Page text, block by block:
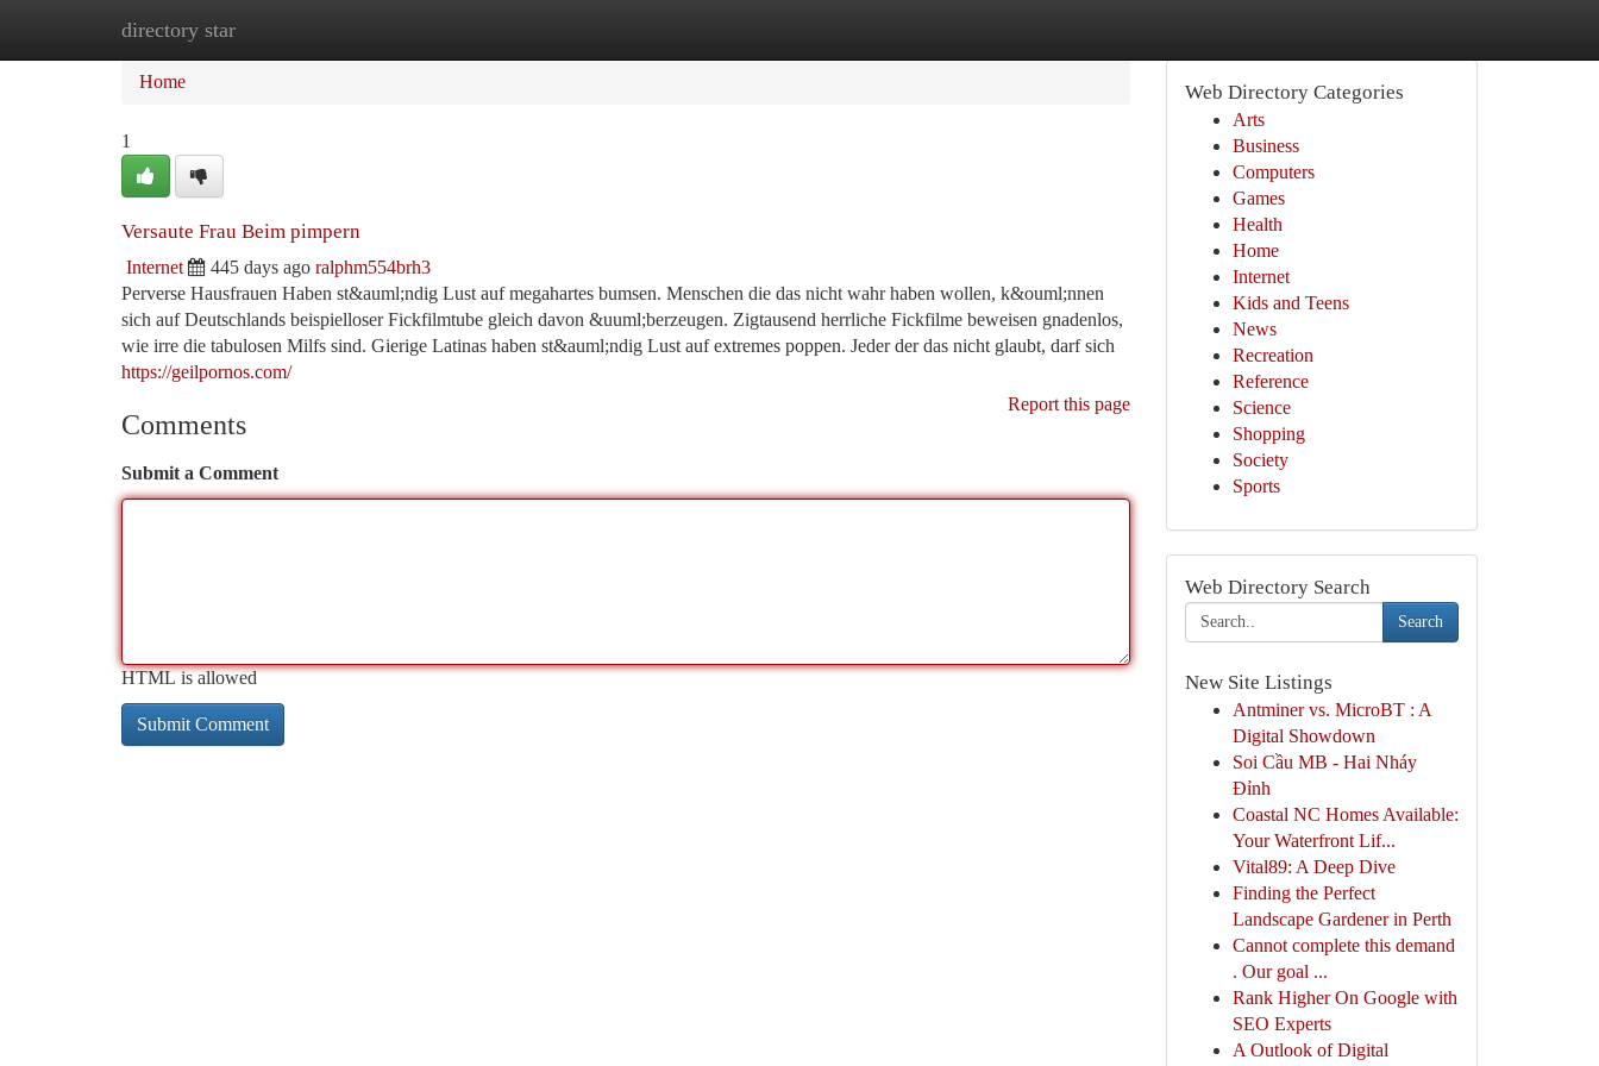
directory star
Home
Home
1
Versaute Frau Beim pimpern
Internet 445 days ago ralphm554brh3
Perverse Hausfrauen Haben st&auml;ndig Lust auf megahartes bumsen. Menschen die das nicht wahr haben wollen, k&ouml;nnen
sich auf Deutschlands beispielloser Fickfilmtube gleich davon &uuml;berzeugen. Zigtausend herrliche Fickfilme beweisen gnadenlos,
wie irre die tabulosen Milfs sind. Gierige Latinas haben st&auml;ndig Lust auf extremes poppen. Jeder der das nicht glaubt, darf sich
https://geilpornos.com/
Report this page
Comments
Submit a Comment
HTML is allowed
Web Directory Categories
Arts
Business
Computers
Games
Health
Home
Internet
Kids and Teens
News
Recreation
Reference
Science
Shopping
Society
Sports
Web Directory Search
Search
New Site Listings
Antminer vs. MicroBT : A
Digital Showdown
Soi Cầu MB - Hai Nháy
Đỉnh
Coastal NC Homes Available:
Your Waterfront Lif...
Vital89: A Deep Dive
Finding the Perfect
Landscape Gardener in Perth
Cannot complete this demand
. Our goal ...
Rank Higher On Google with
SEO Experts
A Outlook of Digital